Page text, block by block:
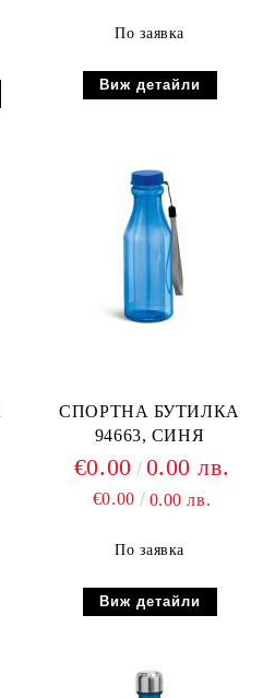
По заявка
Виж детайли
СПОРТНА БУТИЛКА
94663, СИНЯ
€0.00 0.00 лв.
€0.00 0.00 лв.
По заявка
Виж детайли